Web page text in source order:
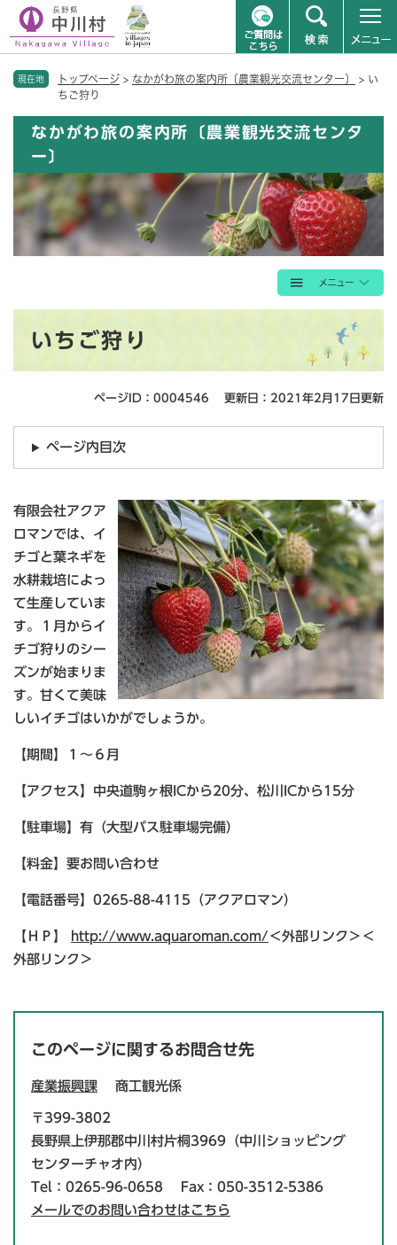
現在地 トップページ > なかがわ旅の案内所〔農業観光交流センター〕 > い
ちご狩り
なかがわ旅の案内所〔農業観光交流センタ
ー〕
いちご狩り
ページID：0004546 更新日：2021年2月17日更新
ページ内目次
有限会社アクア
ロマンでは、イ
チゴと葉ネギを
水耕栽培によっ
て生産していま
す。１月からイ
チゴ狩りのシー
ズンが始まりま
す。甘くて美味
しいイチゴはいかがでしょうか。
【期間】１〜６月
【アクセス】中央道駒ヶ根ICから20分、松川ICから15分
【駐車場】有（大型バス駐車場完備）
【料金】要お問い合わせ
【電話番号】0265-88-4115（アクアロマン）
【ＨＰ】 http://www.aquaroman.com/ ＜外部リンク＞ ＜
外部リンク＞
このページに関するお問合せ先
産業振興課 商工観光係
〒399-3802
長野県上伊那郡中川村片桐3969（中川ショッピング
センターチャオ内）
Tel：0265-96-0658
Fax：050-3512-5386
メールでのお問い合わせはこちら